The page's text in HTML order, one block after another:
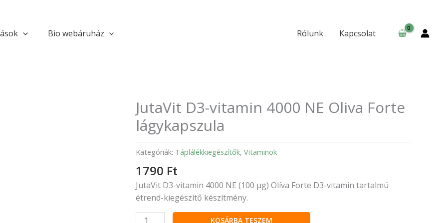
Bio webáruház Rólunk Kapcsolat
JutaVit D3-vitamin 4000 NE Oliva Forte
lágykapszula
Kategóriák: Táplálékkiegészítők, Vitaminok
1790 Ft
JutaVit D3-vitamin 4000 NE (100 µg) Olíva Forte D3-vitamin tartalmú
étrend-kiegészítő készítmény.
JutaVit
D3-
vitamin
4000
NE
Oliva
Forte
lágykapszula
mennyiség
KOSÁRBA TESZEM
Oliva